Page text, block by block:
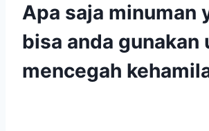
Apa saja minuman
bisa anda gunakan
mencegah